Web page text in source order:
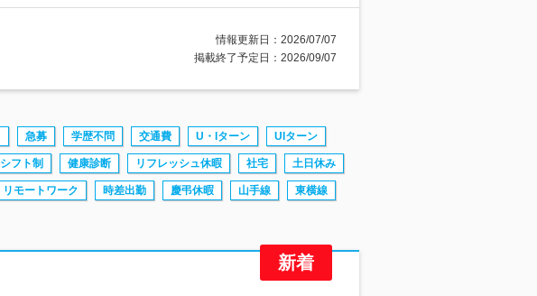
情報更新日：2026/07/07
掲載終了予定日：2026/09/07
急募 学歴不問 交通費 U・Iターン UIターン
シフト制 健康診断 リフレッシュ休暇 社宅 土日休み
リモートワーク 時差出勤 慶弔休暇 山手線 東横線